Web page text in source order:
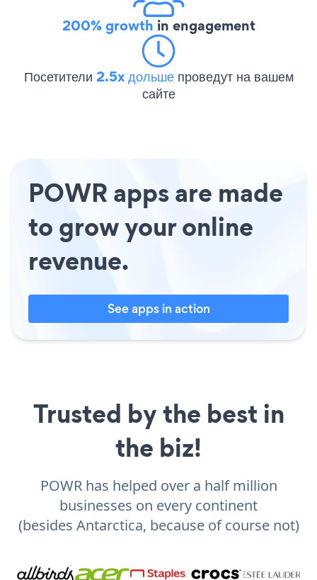
200% growth in engagement
Посетители 2.5x дольше проведут на вашем
сайте
POWR apps are made
to grow your online
revenue.
See apps in action
Trusted by the best in
the biz!
POWR has helped over a half million
businesses on every continent
(besides Antarctica, because of course not)